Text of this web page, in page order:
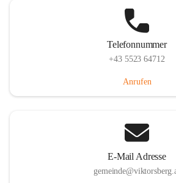
Telefonnummer
+43 5523 64712
Anrufen
E-Mail Adresse